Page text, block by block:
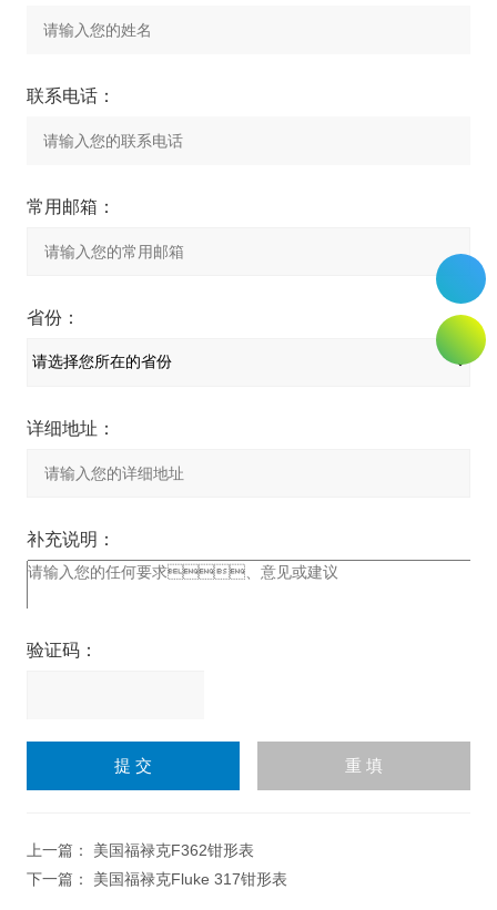
联系电话：
常用邮箱：
省份：
详细地址：
补充说明：
验证码：
上一篇： 美国福禄克F362钳形表
下一篇： 美国福禄克Fluke 317钳形表